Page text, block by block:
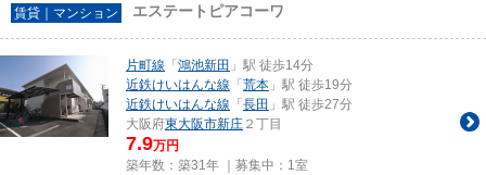
賃貸｜マンション エステートピアコーワ
片町線 「 鴻池新田 」駅 徒歩14分
近鉄けいはんな線 「 荒本 」駅 徒歩19分
近鉄けいはんな線 「 長田 」駅 徒歩27分
大阪府東大阪市新庄 ２丁目
7.9万円
築年数：築31年 ｜募集中： 1室